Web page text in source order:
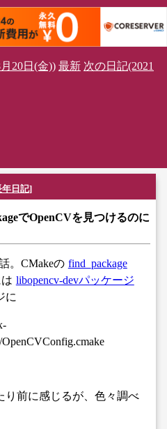
20日(金)) 最新 次の日記(2021
年日記]
でOpenCVを見つけるのに
。CMakeの find_package
libopencv-devパッケージ
に
OpenCVConfig.cmake
り前に感じるが、色々調べ